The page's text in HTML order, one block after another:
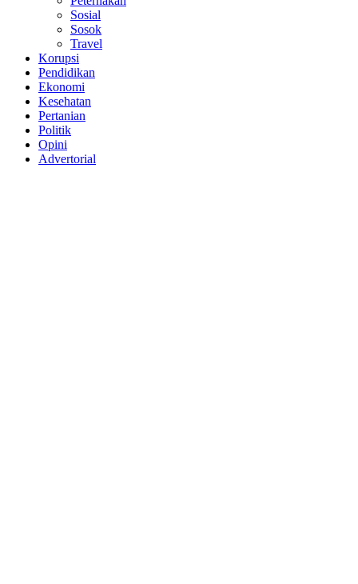
Sosial
Sosok
Travel
Korupsi
Pendidikan
Ekonomi
Kesehatan
Pertanian
Politik
Opini
Advertorial